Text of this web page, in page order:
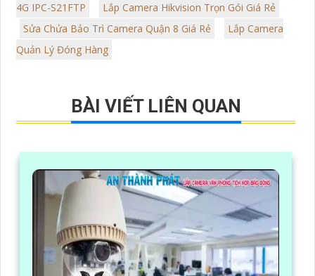
4G IPC-S21FTP
Lắp Camera Hikvision Trọn Gói Giá Rẻ
Sửa Chửa Bảo Trì Camera Quận 8 Giá Rẻ
Lắp Camera
Quản Lý Đóng Hàng
BÀI VIẾT LIÊN QUAN